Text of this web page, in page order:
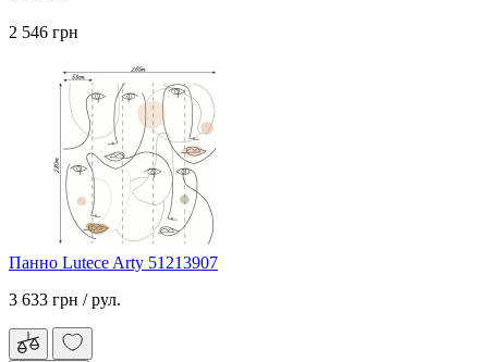
2 546 грн
Панно Lutece Arty 51213907
3 633 грн / рул.